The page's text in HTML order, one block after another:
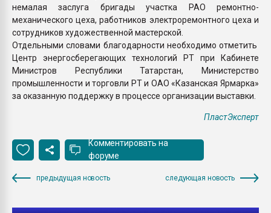
немалая заслуга бригады участка РАО ремонтно-
механического цеха, работников электроремонтного цеха и
сотрудников художественной мастерской.
Отдельными словами благодарности необходимо отметить
Центр энергосберегающих технологий РТ при Кабинете
Министров Республики Татарстан, Министерство
промышленности и торговли РТ и ОАО «Казанская Ярмарка»
за оказанную поддержку в процессе организации выставки.
ПластЭксперт
Комментировать на
форуме
предыдущая новость следующая новость